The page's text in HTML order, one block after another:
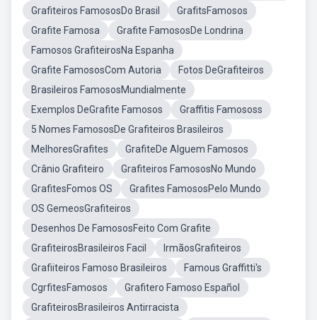
Grafiteiros FamososDo Brasil
GrafitsFamosos
Grafite Famosa
Grafite FamososDe Londrina
Famosos GrafiteirosNa Espanha
Grafite FamososCom Autoria
Fotos DeGrafiteiros
Brasileiros FamososMundialmente
Exemplos DeGrafite Famosos
Graffitis Famososs
5 Nomes FamososDe Grafiteiros Brasileiros
MelhoresGrafites
GrafiteDe Alguem Famosos
Crânio Grafiteiro
Grafiteiros FamososNo Mundo
GrafitesFomos OS
Grafites FamososPelo Mundo
OS GemeosGrafiteiros
Desenhos De FamososFeito Com Grafite
GrafiteirosBrasileiros Facil
IrmãosGrafiteiros
Grafiiteiros Famoso Brasileiros
Famous Graffitti's
CgrfitesFamosos
Grafitero Famoso Español
GrafiteirosBrasileiros Antirracista